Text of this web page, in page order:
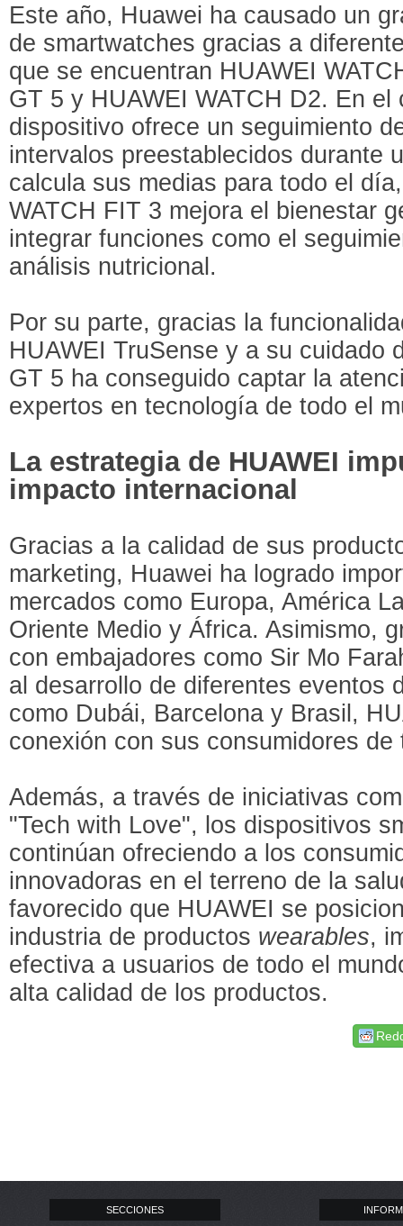
Este año, Huawei ha causado un
de smartwatches gracias a
que se encuentran HUAWEI
GT 5 y HUAWEI WATCH D2. En
dispositivo ofrece un seguimiento
intervalos preestablecidos durante
calcula sus medias para todo el
WATCH FIT 3 mejora el bienestar
integrar funciones como el
análisis nutricional.
Por su parte, gracias la
HUAWEI TruSense y a su cuidado
GT 5 ha conseguido captar la
expertos en tecnología de todo el
La estrategia de HUAWEI
impacto internacional
Gracias a la calidad de sus
marketing, Huawei ha logrado
mercados como Europa, América
Oriente Medio y África. Asimismo,
con embajadores como Sir Mo
al desarrollo de diferentes eventos
como Dubái, Barcelona y Brasil,
conexión con sus consumidores de
Además, a través de iniciativas
"Tech with Love", los dispositivos
continúan ofreciendo a los
innovadoras en el terreno de la
favorecido que HUAWEI se
industria de productos wearables,
efectiva a usuarios de todo el
alta calidad de los productos.
SECCIONES